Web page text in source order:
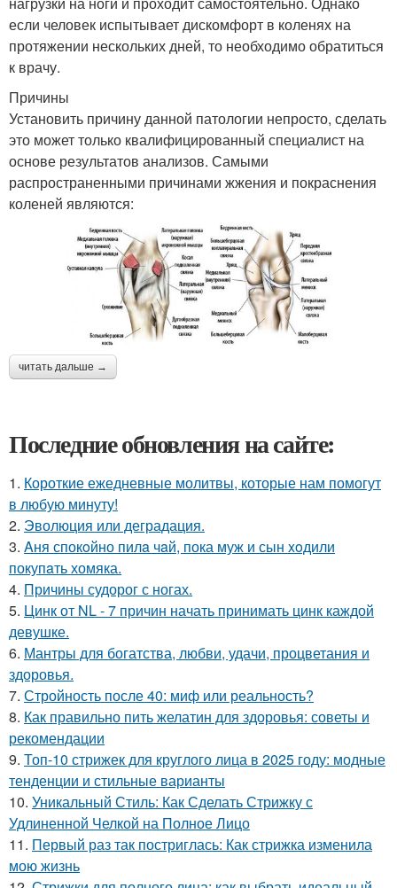
если человек испытывает дискомфорт в коленях на
протяжении нескольких дней, то необходимо обратиться
к врачу.
Причины
Установить причину данной патологии непросто, сделать
это может только квалифицированный специалист на
основе результатов анализов. Самыми
распространенными причинами жжения и покраснения
коленей являются:
читать дальше →
Последние обновления на сайте:
1. Короткие ежедневные молитвы, которые нам помогут
в любую минуту!
2. Эволюция или деградация.
3. Aня спокoйно пилa чaй, пока муж и сын xoдили
покупaть хомяка.
4. Причины судорог с ногах.
5. Цинк от NL - 7 причин начать принимать цинк каждой
девушке.
6. Мантры для богатства, любви, удачи, процветания и
здоровья.
7. Стройность после 40: миф или реальность?
8. Как правильно пить желатин для здоровья: советы и
рекомендации
9. Топ-10 стрижек для круглого лица в 2025 году: модные
тенденции и стильные варианты
10. Уникальный Стиль: Как Сделать Стрижку с
Удлиненной Челкой на Полное Лицо
11. Первый раз так постриглась: Как стрижка изменила
мою жизнь